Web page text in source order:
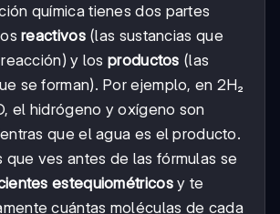
química tienes dos partes
reactivos(las sustancias que
y losproductos (las
se forman). Por ejemplo, en 2H₂
el hidrógeno y oxígeno son
que el agua es el producto.
que ves antes de las fórmulas se
estequiométricosy te
cuántas moléculas de cada